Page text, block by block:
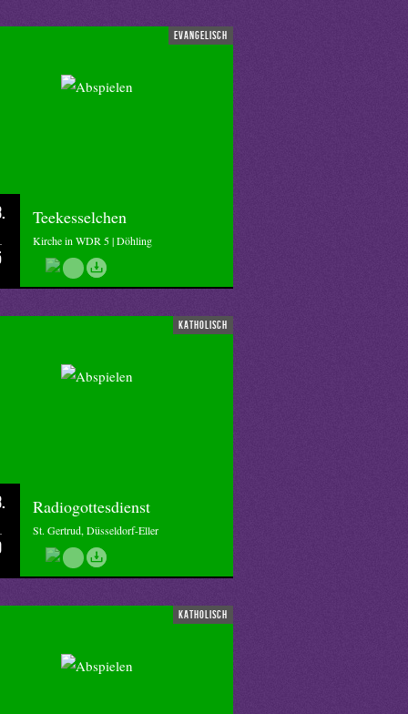
evangelisch
Teekesselchen
Kirche in WDR 5 | Döhling
katholisch
Radiogottesdienst
St. Gertrud, Düsseldorf-Eller
katholisch